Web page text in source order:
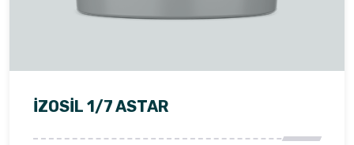
İZOSIL 1/7 ASTAR